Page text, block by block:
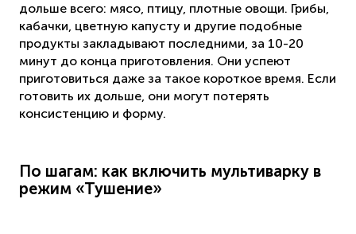
дольше всего: мясо, птицу, плотные овощи. Грибы,
кабачки, цветную капусту и другие подобные
продукты закладывают последними, за 10-20
минут до конца приготовления. Они успеют
приготовиться даже за такое короткое время. Если
готовить их дольше, они могут потерять
консистенцию и форму.
По шагам: как включить мультиварку в
режим «Тушение»